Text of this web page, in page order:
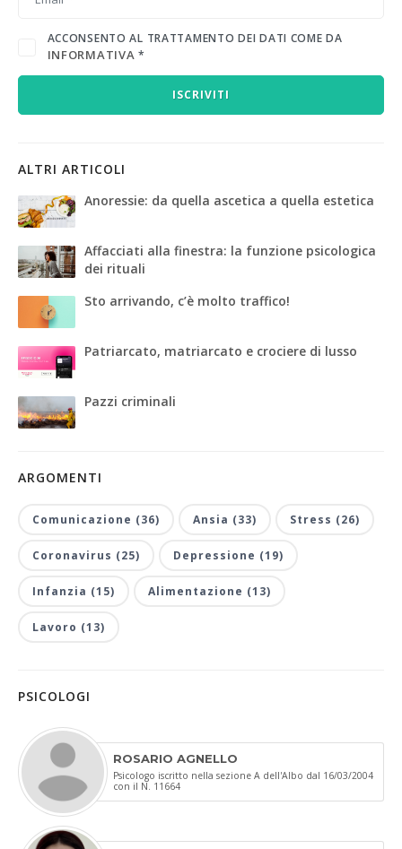
ACCONSENTO AL TRATTAMENTO DEI DATI COME DA
INFORMATIVA *
ISCRIVITI
ALTRI ARTICOLI
Anoressie: da quella ascetica a quella estetica
Affacciati alla finestra: la funzione psicologica
dei rituali
Sto arrivando, c’è molto traffico!
Patriarcato, matriarcato e crociere di lusso
Pazzi criminali
ARGOMENTI
Comunicazione (36) Ansia (33) Stress (26)
Coronavirus (25) Depressione (19)
Infanzia (15) Alimentazione (13)
Lavoro (13)
PSICOLOGI
ROSARIO AGNELLO
Psicologo iscritto nella sezione A dell'Albo dal 16/03/2004
con il N. 11664